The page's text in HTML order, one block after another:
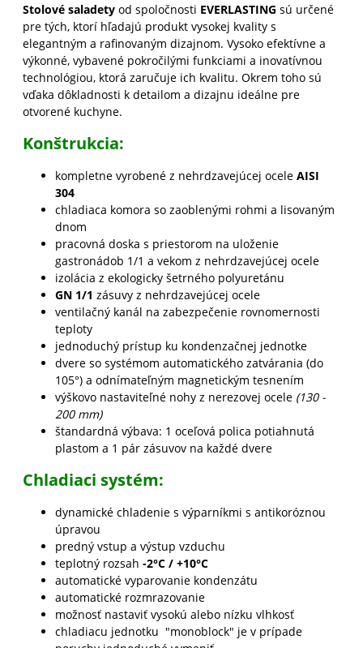
Stolové saladety od spoločnosti EVERLASTING sú určené
pre tých, ktorí hľadajú produkt vysokej kvality s
elegantným a rafinovaným dizajnom. Vysoko efektívne a
výkonné, vybavené pokročilými funkciami a inovatívnou
technológiou, ktorá zaručuje ich kvalitu. Okrem toho sú
vďaka dôkladnosti k detailom a dizajnu ideálne pre
otvorené kuchyne.
Konštrukcia:
kompletne vyrobené z nehrdzavejúcej ocele AISI
304
chladiaca komora so zaoblenými rohmi a lisovaným
dnom
pracovná doska s priestorom na uloženie
gastronádob 1/1 a vekom z nehrdzavejúcej ocele
izolácia z ekologicky šetrného polyuretánu
GN 1/1 zásuvy z nehrdzavejúcej ocele
ventilačný kanál na zabezpečenie rovnomernosti
teploty
jednoduchý prístup ku kondenzačnej jednotke
dvere so systémom automatického zatvárania (do
105°) a odnímateľným magnetickým tesnením
výškovo nastaviteľné nohy z nerezovej ocele (130 -
200 mm)
štandardná výbava: 1 oceľová polica potiahnutá
plastom a 1 pár zásuvov na každé dvere
Chladiaci systém:
dynamické chladenie s výparníkmi s antikoróznou
úpravou
predný vstup a výstup vzduchu
teplotný rozsah -2°C / +10°C
automatické vyparovanie kondenzátu
automatické rozmrazovanie
možnosť nastaviť vysokú alebo nízku vlhkosť
chladiacu jednotku "monoblock" je v prípade